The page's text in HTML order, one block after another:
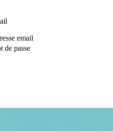
email
de passe